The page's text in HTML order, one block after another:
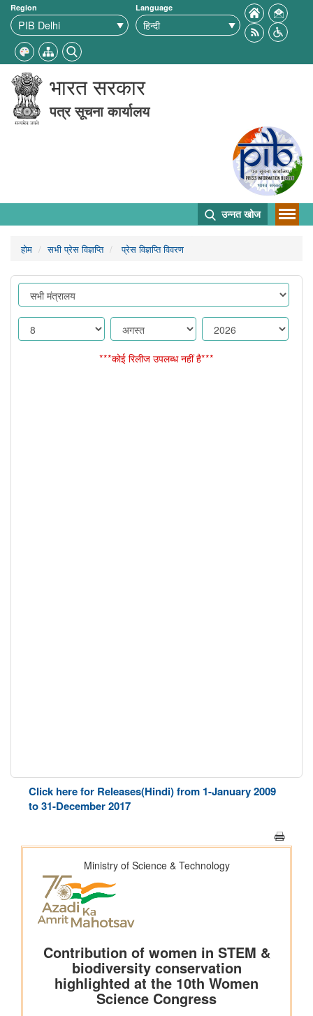
Region Language
भारत सरकार
पत्र सूचना कार्यालय
उन्नत खोज
होम सभी प्रेस विज्ञप्ति प्रेस विज्ञप्ति विवरण
***कोई रिलीज उपलब्ध नहीं है***
Click here for Releases(Hindi) from 1-January 2009
to 31-December 2017